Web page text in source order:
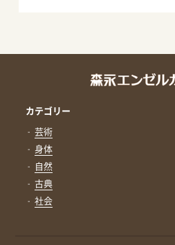
カテゴリー
芸術
身体
自然
古典
社会